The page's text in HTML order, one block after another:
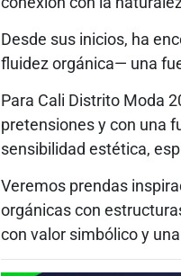
Desde sus inicios, ha
fluidez orgánica— una
Para Cali Distrito Moda
pretensiones y con una
sensibilidad estética,
Veremos prendas
orgánicas con
con valor simbólico y